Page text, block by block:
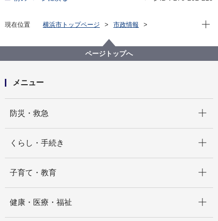
現在位置 横浜市トップページ
市政情報
横浜市新型コロナウイルス対策本部会議を開催しまし
た
現在
ページトップへ
メニュー
防災・救急
くらし・手続き
子育て・教育
健康・医療・福祉